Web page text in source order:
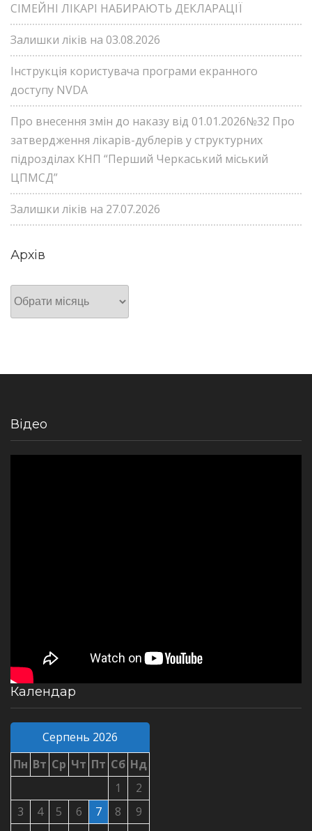
СІМЕЙНІ ЛІКАРІ НАБИРАЮТЬ ДЕКЛАРАЦІЇ
Залишки ліків на 03.08.2026
Інструкція користувача програми екранного
доступу NVDA
Про внесення змін до наказу від 01.01.2026№32 Про
затвердження лікарів-дублерів у структурних
підрозділах КНП “Перший Черкаський міський
ЦПМСД”
Залишки ліків на 27.07.2026
Архів
Архів
Відео
Календар
Серпень 2026
Пн Вт Ср Чт Пт Сб Нд
1
2
3
4 5 6 7 8
9